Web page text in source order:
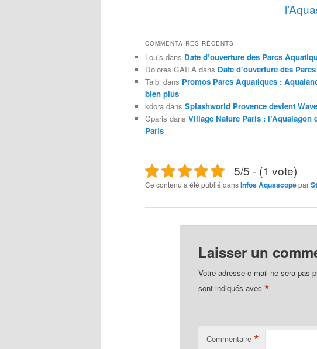
COMMENTAIRES RÉCENTS
Louis dans Date d’ouverture des Parcs
Dolores CAILA dans Date d’ouverture des
Taibi dans Promos Parcs Aquatiques :
bien plus
kdora dans Splashworld Provence devient
Cparis dans Village Nature Paris : l’Aqualagon
Paris
5/5 - (1 vote)
Ce contenu a été publié dansInfos Aquascopepar
Laisser un
Votre adresse e-mail ne sera pas
sont indiqués avec *
Commentaire *